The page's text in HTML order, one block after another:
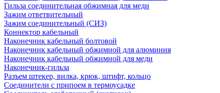
Гильза соединительная обжимная для меди
Зажим ответвительный
Зажим соединительный (СИЗ)
Коннектор кабельный
Наконечник кабельный болтовой
Наконечник кабельный обжимной для алюминия
Наконечник кабельный обжимной для меди
Наконечник-гильза
Разъем штекер, вилка, крюк, штифт, кольцо
Соединители с припоем в термоусадке